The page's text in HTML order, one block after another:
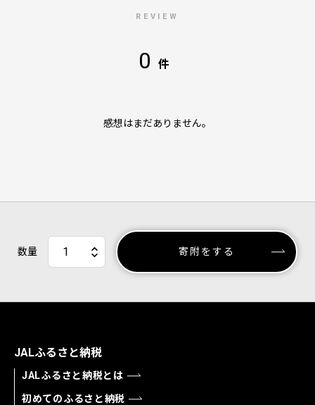
REVIEW
0 件
感想はまだありません。
数量 寄附をする
JALふるさと納税
JALふるさと納税とは
初めてのふるさと納税